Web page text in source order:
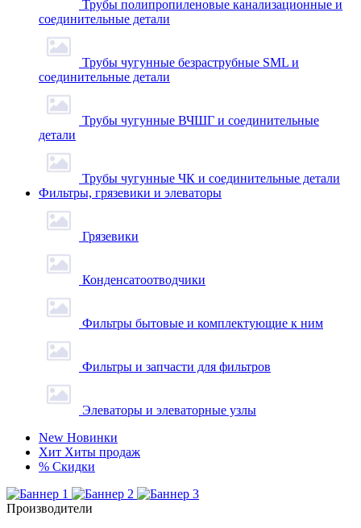
Трубы полипропиленовые канализационные и
соединительные детали
Трубы чугунные безраструбные SML и
соединительные детали
Трубы чугунные ВЧШГ и соединительные
детали
Трубы чугунные ЧК и соединительные детали
Фильтры, грязевики и элеваторы
Грязевики
Конденсатоотводчики
Фильтры бытовые и комплектующие к ним
Фильтры и запчасти для фильтров
Элеваторы и элеваторные узлы
New Новинки
Хит Хиты продаж
% Скидки
Производители